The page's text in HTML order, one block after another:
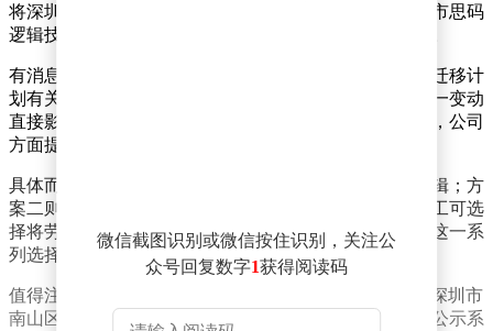
将深圳总部员工的劳动合同统一转移至旗下子公司深圳市思码
逻辑技术有限公司，此举引发了大量员工的不满与抵制。
有消息指出，此次劳动合同变更的背后，或与公司总部迁移计
划有关。普联技术正考虑将总部从深圳迁至杭州，而这一变动
直接影响了员工劳动合同的归属问题。面对员工的抵制，公司
方面提出了一个“三选一”的解决方案。
具体而言，方案一为员工继续将劳动合同换签至思码逻辑；方
案二则是换签至深圳光明区的一家分公司；方案三为员工可选
择将劳动合同换签至杭州公司，但社保将缴纳在杭州。这一系
列选择，无疑给员工带来了新的考量与抉择。
值得注意的是，TP-LINK官网目前仍显示公司总部位于深圳市
南山区仙元路56号普联大厦。然而，国家企业信用信息公示系
微信截图识别或微信按住识别，关注公
众号回复数字1获得阅读码